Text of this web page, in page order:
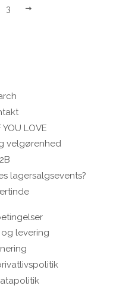
3
YOU LOVE
velgørenhed
lagersalgsevents?
og levering